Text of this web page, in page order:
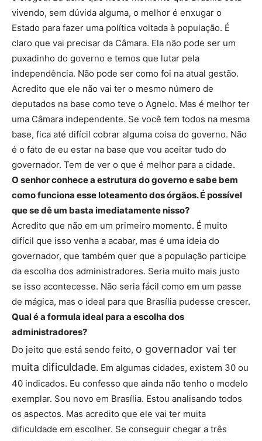
vivendo, sem dúvida alguma, o melhor é enxugar o
Estado para fazer uma política voltada à população. É
claro que vai precisar da Câmara. Ela não pode ser um
puxadinho do governo e temos que lutar pela
independência. Não pode ser como foi na atual gestão.
Acredito que ele não vai ter o mesmo número de
deputados na base como teve o Agnelo. Mas é melhor ter
uma Câmara independente. Se você tem todos na mesma
base, fica até difícil cobrar alguma coisa do governo. Não
é o fato de eu estar na base que vou aceitar tudo do
governador. Tem de ver o que é melhor para a cidade.
O senhor conhece a estrutura do governo e sabe bem
como funciona esse loteamento dos órgãos. É possível
que se dê um basta imediatamente nisso?
Acredito que não em um primeiro momento. É muito
difícil que isso venha a acabar, mas é uma ideia do
governador, que também quer que a população participe
da escolha dos administradores. Seria muito mais justo
se isso acontecesse. Não seria fácil como em um passe
de mágica, mas o ideal para que Brasília pudesse crescer.
Qual é a formula ideal para a escolha dos
administradores?
Do jeito que está sendo feito, o governador vai ter
muita dificuldade. Em algumas cidades, existem 30 ou
40 indicados. Eu confesso que ainda não tenho o modelo
exemplar. Sou novo em Brasília. Estou analisando todos
os aspectos. Mas acredito que ele vai ter muita
dificuldade em escolher. Se conseguir chegar a três